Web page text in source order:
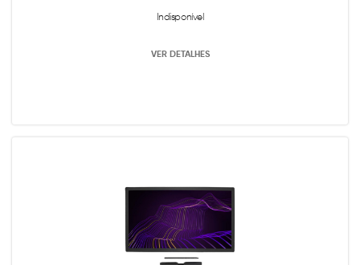
Indisponível
VER DETALHES